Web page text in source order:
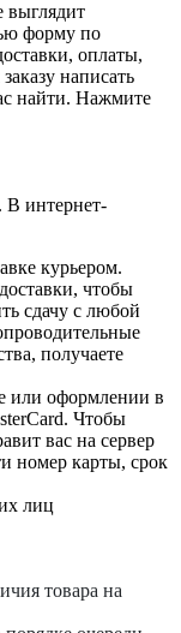
выглядит
форму по
оплаты,
написать
найти. Нажмите
В интернет-
курьером.
чтобы
сдачу с любой
получаете
или оформлении в
Чтобы
вас на сервер
номер карты, срок
лиц
товара на